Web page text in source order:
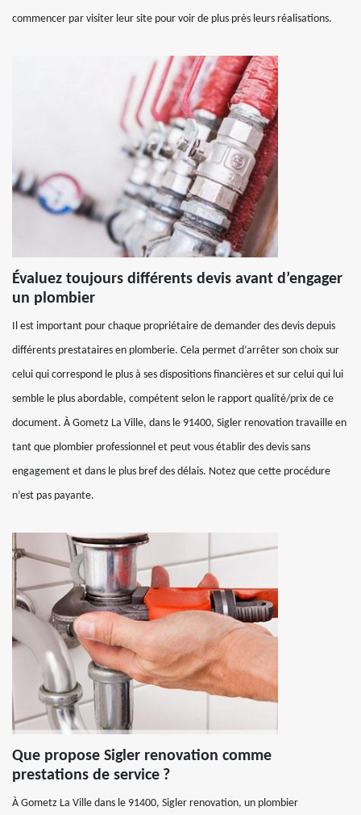
commencer par visiter leur site pour voir de plus près leurs réalisations.
Évaluez toujours différents devis avant d’engager
un plombier
Il est important pour chaque propriétaire de demander des devis depuis
différents prestataires en plomberie. Cela permet d’arrêter son choix sur
celui qui correspond le plus à ses dispositions financières et sur celui qui lui
semble le plus abordable, compétent selon le rapport qualité/prix de ce
document. À Gometz La Ville, dans le 91400, Sigler renovation travaille en
tant que plombier professionnel et peut vous établir des devis sans
engagement et dans le plus bref des délais. Notez que cette procédure
n’est pas payante.
Que propose Sigler renovation comme
prestations de service ?
À Gometz La Ville dans le 91400, Sigler renovation, un plombier